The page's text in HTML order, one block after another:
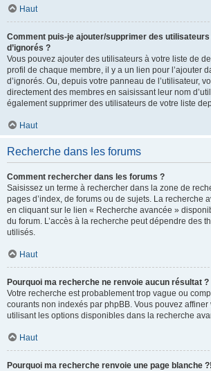
Haut
Comment puis-je ajouter/supprimer des utilisateurs
d’ignorés ?
Vous pouvez ajouter des utilisateurs à votre liste de
profil de chaque membre, il y a un lien pour l’ajouter
d’ignorés. Ou, depuis votre panneau de l’utilisateur,
directement des membres en saisissant leur nom
également supprimer des utilisateurs de votre liste
Haut
Recherche dans les forums
Comment rechercher dans les forums ?
Saisissez un terme à rechercher dans la zone de
pages d’index, de forums ou de sujets. La recherche
en cliquant sur le lien « Recherche avancée »
du forum. L’accès à la recherche peut dépendre des
utilisés.
Haut
Pourquoi ma recherche ne renvoie aucun résultat ?
Votre recherche est probablement trop vague ou
courants non indexés par phpBB. Vous pouvez affiner
utilisant les options disponibles dans la recherche
Haut
Pourquoi ma recherche renvoie une page blanche ?!